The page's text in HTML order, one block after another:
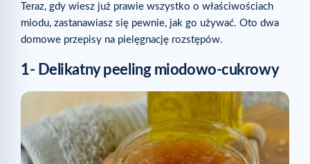
Teraz, gdy wiesz już prawie wszystko o właściwościach
miodu, zastanawiasz się pewnie, jak go używać. Oto dwa
domowe przepisy na pielęgnację rozstępów.
1- Delikatny peeling miodowo-cukrowy